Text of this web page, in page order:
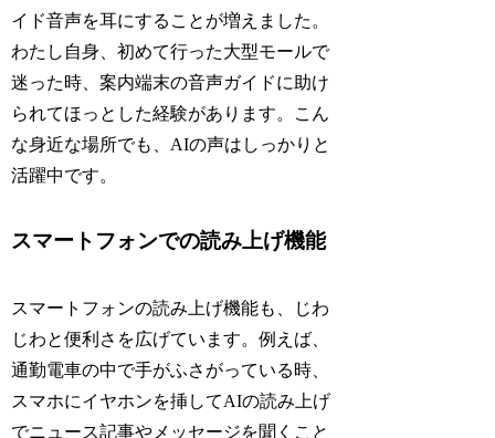
イド音声を耳にすることが増えました。
わたし自身、初めて行った大型モールで
迷った時、案内端末の音声ガイドに助け
られてほっとした経験があります。こん
な身近な場所でも、AIの声はしっかりと
活躍中です。
スマートフォンでの読み上げ機能
スマートフォンの読み上げ機能も、じわ
じわと便利さを広げています。例えば、
通勤電車の中で手がふさがっている時、
スマホにイヤホンを挿してAIの読み上げ
でニュース記事やメッセージを聞くこと